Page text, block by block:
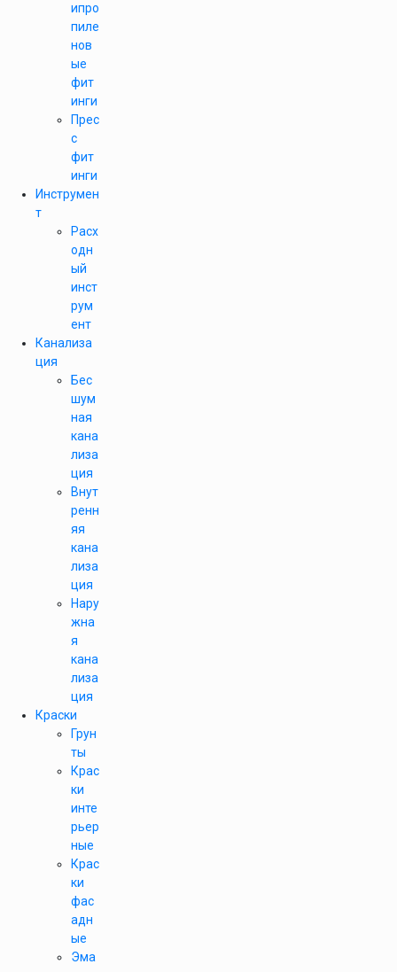
ипро
пиле
нов
ые
фит
инги
Прес
с
фит
инги
Инструмен
т
Расх
одн
ый
инст
рум
ент
Канализа
ция
Бес
шум
ная
кана
лиза
ция
Внут
ренн
яя
кана
лиза
ция
Нару
жна
я
кана
лиза
ция
Краски
Грун
ты
Крас
ки
инте
рьер
ные
Крас
ки
фас
адн
ые
Эма